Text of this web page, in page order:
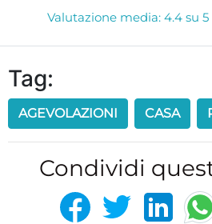
Valutazione media: 4.4 su 5
Tag:
AGEVOLAZIONI CASA
Condividi